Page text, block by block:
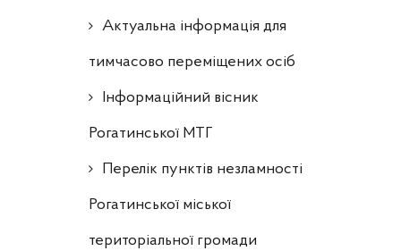
Актуальна інформація для
тимчасово переміщених осіб
Інформаційний вісник
Рогатинської МТГ
Перелік пунктів незламності
Рогатинської міської
територіальної громади